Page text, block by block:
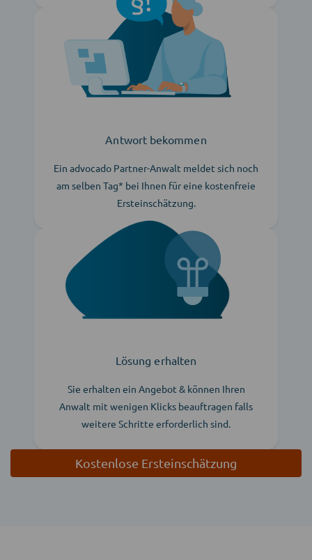
Antwort bekommen
Ein advocado Partner-Anwalt meldet sich noch
am selben Tag* bei Ihnen für eine kostenfreie
Ersteinschätzung.
Lösung erhalten
Sie erhalten ein Angebot & können Ihren
Anwalt mit wenigen Klicks beauftragen falls
weitere Schritte erforderlich sind.
Kostenlose Ersteinschätzung